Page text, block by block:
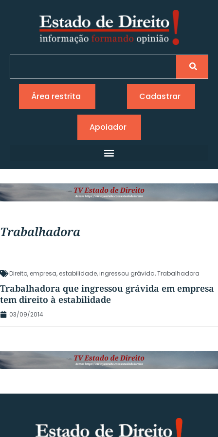
Área restrita Cadastrar
Apoiador
Trabalhadora
Direito, empresa, estabilidade,ingressou grávida,Trabalhadora
Trabalhadora que ingressou grávida em empresa
tem direito à estabilidade
03/09/2014